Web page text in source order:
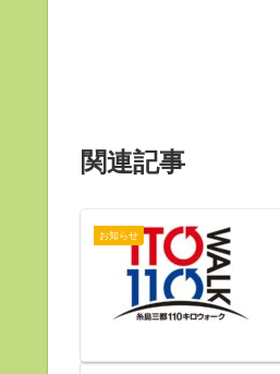
関連記事
お知らせ